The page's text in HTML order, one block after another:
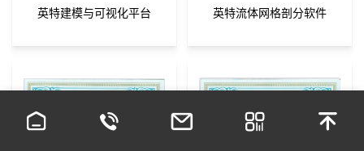
英特建模与可视化平台 英特流体网格剖分软件